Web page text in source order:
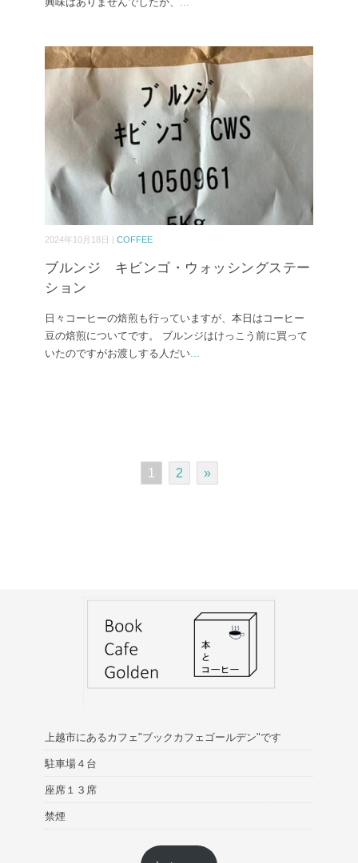
2024年10月18日 | COFFEE
ブルンジ キビンゴ・ウォッシングステー
ション
日々コーヒーの焙煎も行っていますが、本日はコーヒー
豆の焙煎についてです。 ブルンジはけっこう前に買って
いたのですがお渡しする人だい...
1 2 »
上越市にあるカフェ"ブックカフェゴールデン"です
駐車場４台
座席１３席
禁煙